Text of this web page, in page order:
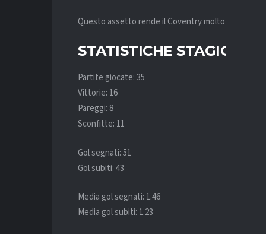
Questo assetto rende il Coventry molto pericoloso
STATISTICHE STAGIONALI
Partite giocate: 35
Vittorie: 16
Pareggi: 8
Sconfitte: 11
Gol segnati: 51
Gol subiti: 43
Media gol segnati: 1.46
Media gol subiti: 1.23